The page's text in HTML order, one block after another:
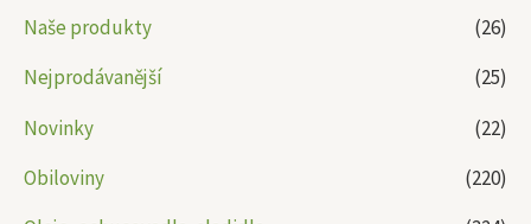
Naše produkty
(26)
Nejprodávanější
(25)
Novinky
(22)
Obiloviny
(220)